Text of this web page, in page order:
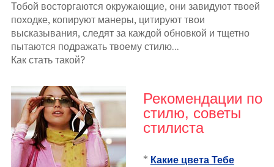
Тобой восторгаются окружающие, они завидуют твоей
походке, копируют манеры, цитируют твои
высказывания, следят за каждой обновкой и тщетно
пытаются подражать твоему стилю...
Как стать такой?
Рекомендации по
стилю, советы
стилиста
* Какие цвета Тебе